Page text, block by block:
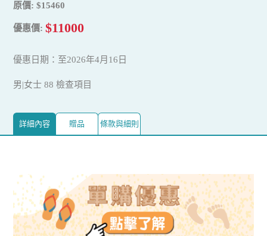
原價: $15460
優惠價:$11000
優惠日期：至2026年4月16日
男|女士 88 檢查項目
詳細內容 贈品 條款與細則